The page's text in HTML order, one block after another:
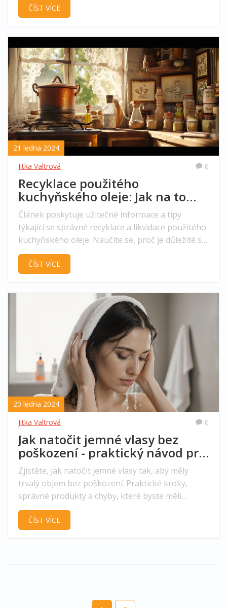
významy, které vám pomohou lépe pochopit a
ČÍST VÍCE
21 ledna 2024
Jitka Valtrová
0
Recyklace použitého
kuchyňského oleje: Jak na to
správně
Článek poskytuje užitečné informace a tipy
týkající se správné recyklace a likvidace použitého
kuchyňského oleje. Naučíte se, proč je důležité se
starým olejem nakládat správně a jaký dopad má
na životní prostředí a ekologii. Dále získáte
kam s ním, pokud už není vhodný k další
ČÍST VÍCE
20 ledna 2024
Jitka Valtrová
0
Jak natočit jemné vlasy bez
poškození - praktický návod pro
trvalý objem
Zjistěte, jak natočit jemné vlasy tak, aby měly
trvalý objem bez poškození. Praktické kroky,
správné produkty a chyby, které byste měli
vyhnout.
ČÍST VÍCE